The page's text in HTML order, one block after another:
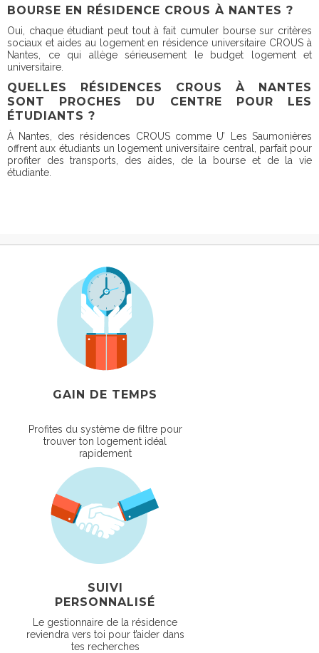
BOURSE EN RÉSIDENCE CROUS À NANTES ?
Oui, chaque étudiant peut tout à fait cumuler bourse sur critères
sociaux et aides au logement en résidence universitaire CROUS à
Nantes, ce qui allège sérieusement le budget logement et
universitaire.
QUELLES RÉSIDENCES CROUS À NANTES
SONT PROCHES DU CENTRE POUR LES
ÉTUDIANTS ?
À Nantes, des résidences CROUS comme U’ Les Saumonières
offrent aux étudiants un logement universitaire central, parfait pour
profiter des transports, des aides, de la bourse et de la vie
étudiante.
GAIN DE TEMPS
Profites du système de filtre pour
trouver ton logement idéal
rapidement
SUIVI
PERSONNALISÉ
Le gestionnaire de la résidence
reviendra vers toi pour t’aider dans
tes recherches